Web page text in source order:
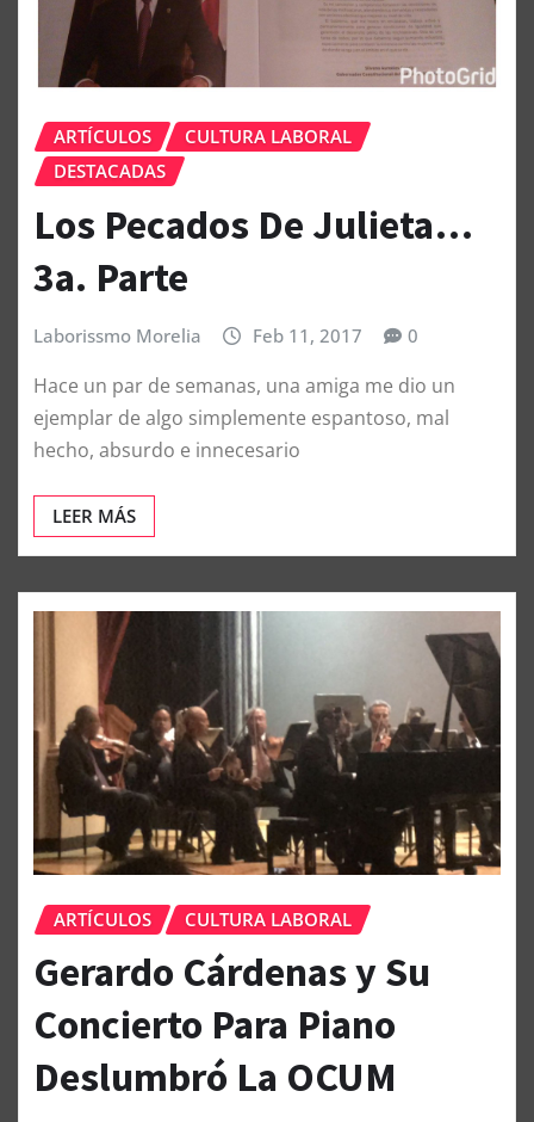
ARTÍCULOS
CULTURA LABORAL
DESTACADAS
Los Pecados De Julieta…
3a. Parte
Laborissmo Morelia Feb 11, 2017 0
Hace un par de semanas, una amiga me dio un
ejemplar de algo simplemente espantoso, mal
hecho, absurdo e innecesario
LEER MÁS
ARTÍCULOS CULTURA LABORAL
Gerardo Cárdenas y Su
Concierto Para Piano
Deslumbró La OCUM